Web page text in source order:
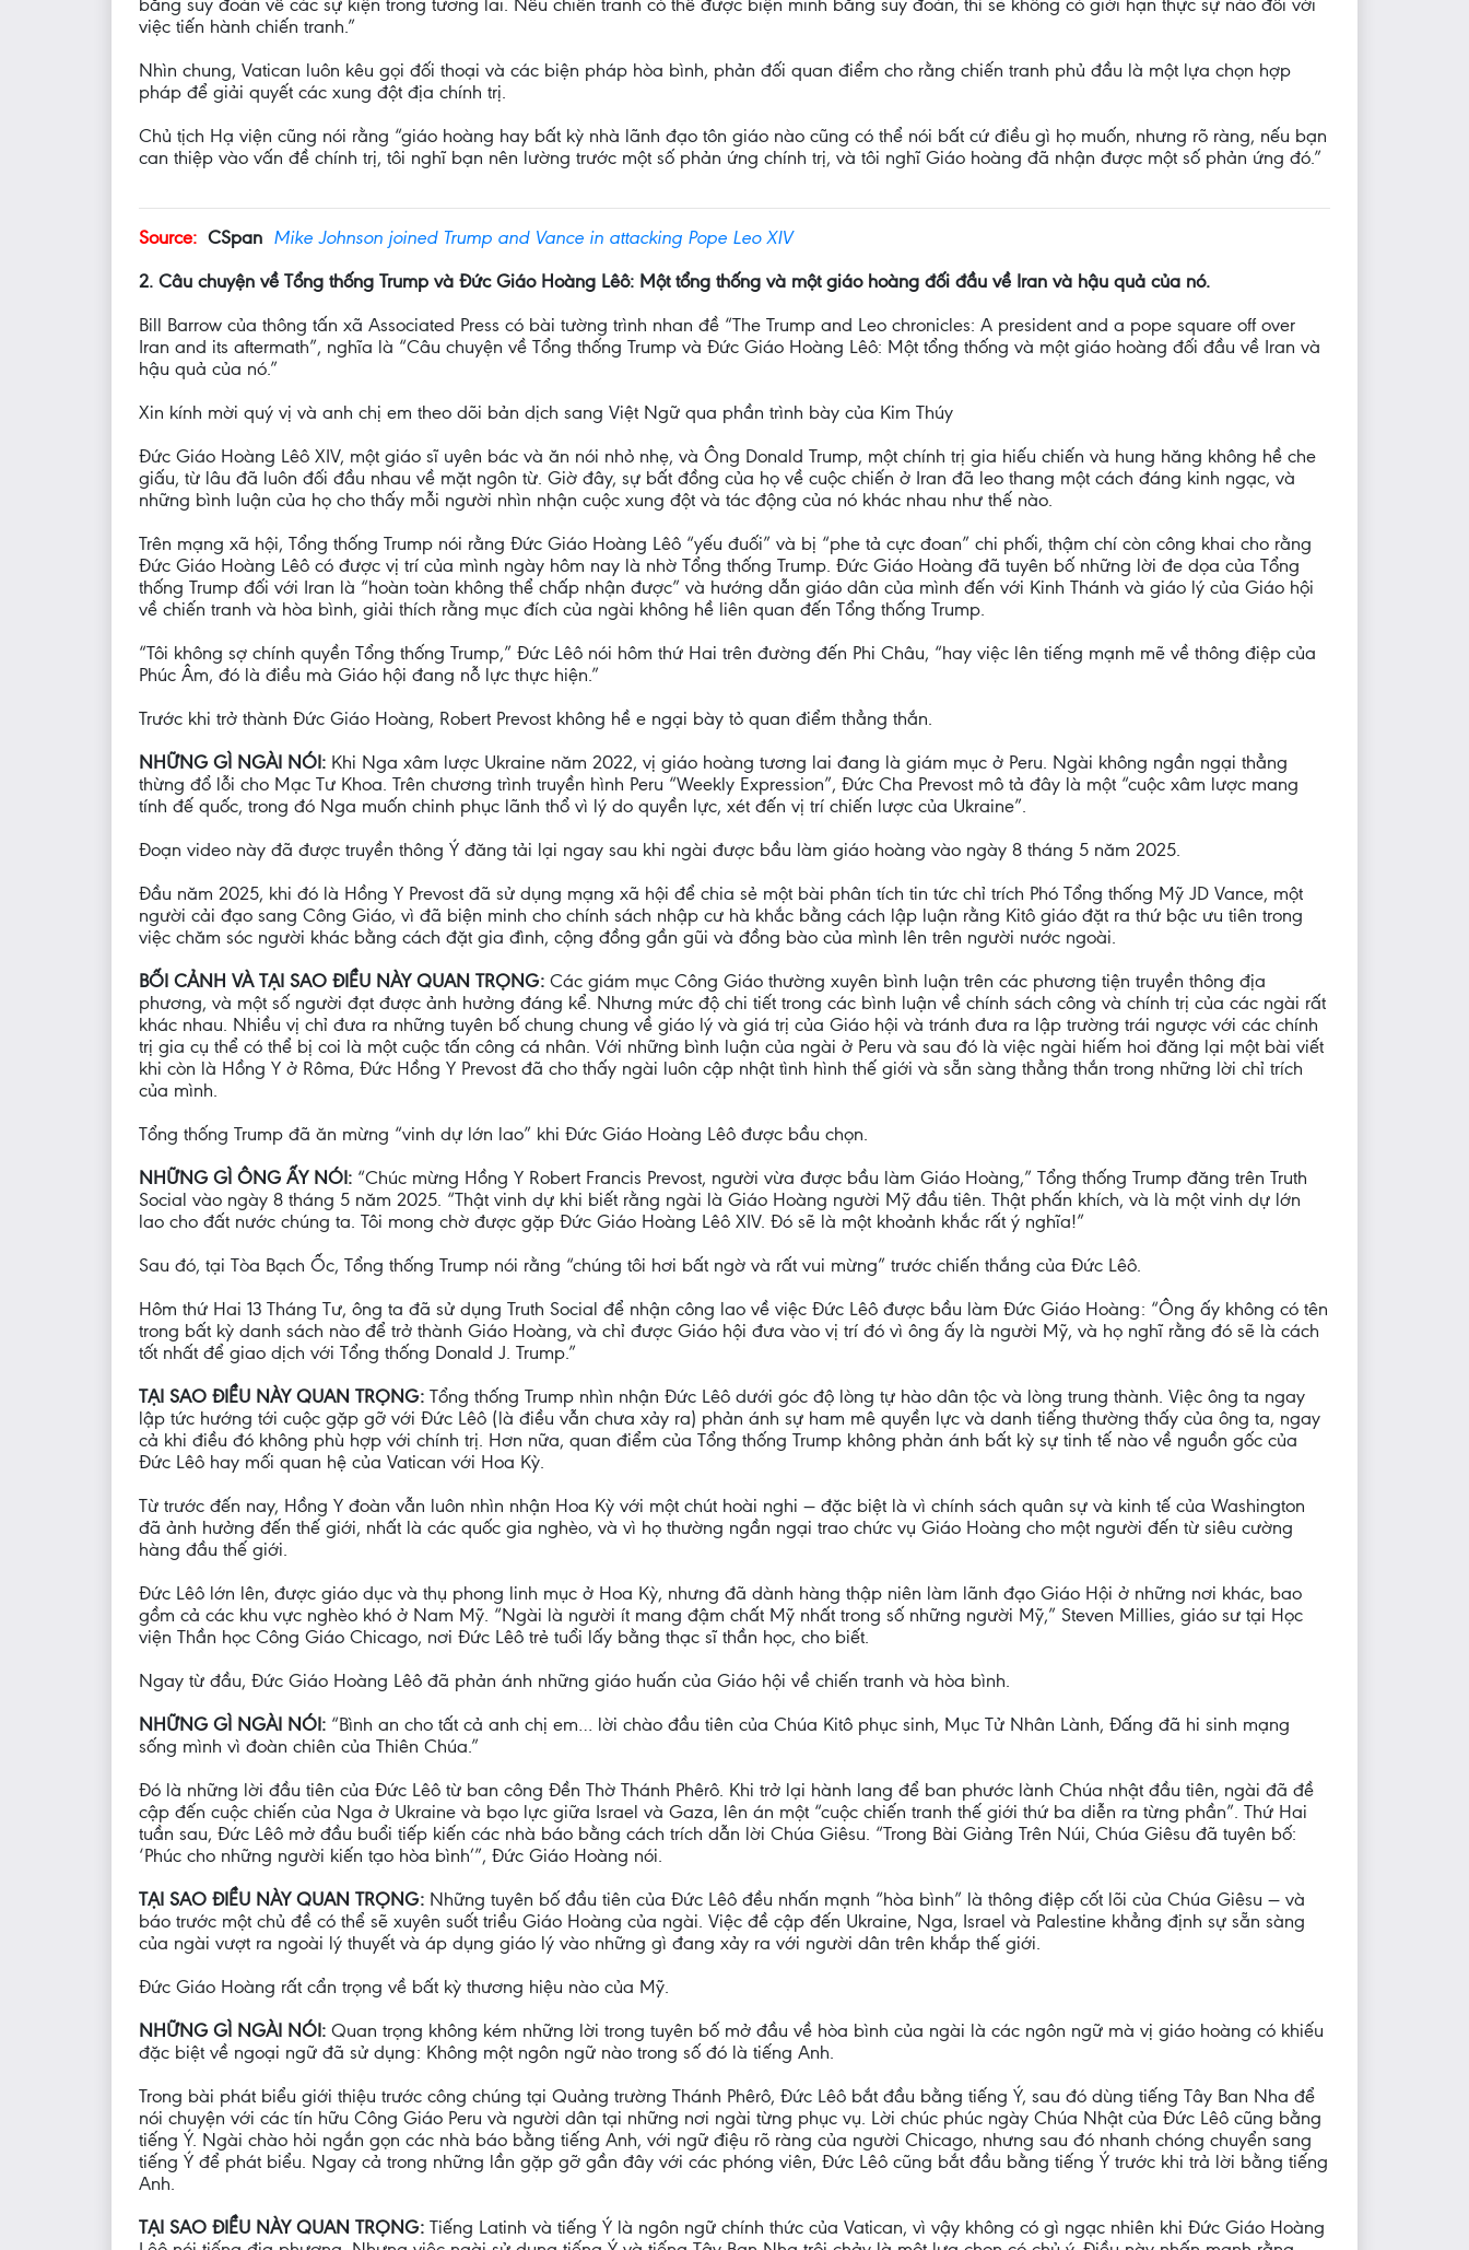
việc tiến hành chiến tranh.”
Nhìn chung, Vatican luôn kêu gọi đối thoại và các biện pháp hòa bình, phản đối quan điểm cho rằng chiến tranh phủ đầu là một lựa chọn hợp
pháp để giải quyết các xung đột địa chính trị.
Chủ tịch Hạ viện cũng nói rằng “giáo hoàng hay bất kỳ nhà lãnh đạo tôn giáo nào cũng có thể nói bất cứ điều gì họ muốn, nhưng rõ ràng, nếu bạn
can thiệp vào vấn đề chính trị, tôi nghĩ bạn nên lường trước một số phản ứng chính trị, và tôi nghĩ Giáo hoàng đã nhận được một số phản ứng đó.”
Source: CSpan Mike Johnson joined Trump and Vance in attacking Pope Leo XIV
2. Câu chuyện về Tổng thống Trump và Đức Giáo Hoàng Lêô: Một tổng thống và một giáo hoàng đối đầu về Iran và hậu quả của nó.
Bill Barrow của thông tấn xã Associated Press có bài tường trình nhan đề “The Trump and Leo chronicles: A president and a pope square off over
Iran and its aftermath”, nghĩa là “Câu chuyện về Tổng thống Trump và Đức Giáo Hoàng Lêô: Một tổng thống và một giáo hoàng đối đầu về Iran và
hậu quả của nó.”
Xin kính mời quý vị và anh chị em theo dõi bản dịch sang Việt Ngữ qua phần trình bày của Kim Thúy
Đức Giáo Hoàng Lêô XIV, một giáo sĩ uyên bác và ăn nói nhỏ nhẹ, và Ông Donald Trump, một chính trị gia hiếu chiến và hung hăng không hề che
giấu, từ lâu đã luôn đối đầu nhau về mặt ngôn từ. Giờ đây, sự bất đồng của họ về cuộc chiến ở Iran đã leo thang một cách đáng kinh ngạc, và
những bình luận của họ cho thấy mỗi người nhìn nhận cuộc xung đột và tác động của nó khác nhau như thế nào.
Trên mạng xã hội, Tổng thống Trump nói rằng Đức Giáo Hoàng Lêô “yếu đuối” và bị “phe tả cực đoan” chi phối, thậm chí còn công khai cho rằng
Đức Giáo Hoàng Lêô có được vị trí của mình ngày hôm nay là nhờ Tổng thống Trump. Đức Giáo Hoàng đã tuyên bố những lời đe dọa của Tổng
thống Trump đối với Iran là “hoàn toàn không thể chấp nhận được” và hướng dẫn giáo dân của mình đến với Kinh Thánh và giáo lý của Giáo hội
về chiến tranh và hòa bình, giải thích rằng mục đích của ngài không hề liên quan đến Tổng thống Trump.
“Tôi không sợ chính quyền Tổng thống Trump,” Đức Lêô nói hôm thứ Hai trên đường đến Phi Châu, “hay việc lên tiếng mạnh mẽ về thông điệp của
Phúc Âm, đó là điều mà Giáo hội đang nỗ lực thực hiện.”
Trước khi trở thành Đức Giáo Hoàng, Robert Prevost không hề e ngại bày tỏ quan điểm thẳng thắn.
NHỮNG GÌ NGÀI NÓI: Khi Nga xâm lược Ukraine năm 2022, vị giáo hoàng tương lai đang là giám mục ở Peru. Ngài không ngần ngại thẳng
thừng đổ lỗi cho Mạc Tư Khoa. Trên chương trình truyền hình Peru “Weekly Expression”, Đức Cha Prevost mô tả đây là một “cuộc xâm lược mang
tính đế quốc, trong đó Nga muốn chinh phục lãnh thổ vì lý do quyền lực, xét đến vị trí chiến lược của Ukraine”.
Đoạn video này đã được truyền thông Ý đăng tải lại ngay sau khi ngài được bầu làm giáo hoàng vào ngày 8 tháng 5 năm 2025.
Đầu năm 2025, khi đó là Hồng Y Prevost đã sử dụng mạng xã hội để chia sẻ một bài phân tích tin tức chỉ trích Phó Tổng thống Mỹ JD Vance, một
người cải đạo sang Công Giáo, vì đã biện minh cho chính sách nhập cư hà khắc bằng cách lập luận rằng Kitô giáo đặt ra thứ bậc ưu tiên trong
việc chăm sóc người khác bằng cách đặt gia đình, cộng đồng gần gũi và đồng bào của mình lên trên người nước ngoài.
BỐI CẢNH VÀ TẠI SAO ĐIỀU NÀY QUAN TRỌNG: Các giám mục Công Giáo thường xuyên bình luận trên các phương tiện truyền thông địa
phương, và một số người đạt được ảnh hưởng đáng kể. Nhưng mức độ chi tiết trong các bình luận về chính sách công và chính trị của các ngài rất
khác nhau. Nhiều vị chỉ đưa ra những tuyên bố chung chung về giáo lý và giá trị của Giáo hội và tránh đưa ra lập trường trái ngược với các chính
trị gia cụ thể có thể bị coi là một cuộc tấn công cá nhân. Với những bình luận của ngài ở Peru và sau đó là việc ngài hiếm hoi đăng lại một bài viết
khi còn là Hồng Y ở Rôma, Đức Hồng Y Prevost đã cho thấy ngài luôn cập nhật tình hình thế giới và sẵn sàng thẳng thắn trong những lời chỉ trích
của mình.
Tổng thống Trump đã ăn mừng “vinh dự lớn lao” khi Đức Giáo Hoàng Lêô được bầu chọn.
NHỮNG GÌ ÔNG ẤY NÓI: “Chúc mừng Hồng Y Robert Francis Prevost, người vừa được bầu làm Giáo Hoàng,” Tổng thống Trump đăng trên Truth
Social vào ngày 8 tháng 5 năm 2025. “Thật vinh dự khi biết rằng ngài là Giáo Hoàng người Mỹ đầu tiên. Thật phấn khích, và là một vinh dự lớn
lao cho đất nước chúng ta. Tôi mong chờ được gặp Đức Giáo Hoàng Lêô XIV. Đó sẽ là một khoảnh khắc rất ý nghĩa!”
Sau đó, tại Tòa Bạch Ốc, Tổng thống Trump nói rằng “chúng tôi hơi bất ngờ và rất vui mừng” trước chiến thắng của Đức Lêô.
Hôm thứ Hai 13 Tháng Tư, ông ta đã sử dụng Truth Social để nhận công lao về việc Đức Lêô được bầu làm Đức Giáo Hoàng: “Ông ấy không có tên
trong bất kỳ danh sách nào để trở thành Giáo Hoàng, và chỉ được Giáo hội đưa vào vị trí đó vì ông ấy là người Mỹ, và họ nghĩ rằng đó sẽ là cách
tốt nhất để giao dịch với Tổng thống Donald J. Trump.”
TẠI SAO ĐIỀU NÀY QUAN TRỌNG: Tổng thống Trump nhìn nhận Đức Lêô dưới góc độ lòng tự hào dân tộc và lòng trung thành. Việc ông ta ngay
lập tức hướng tới cuộc gặp gỡ với Đức Lêô (là điều vẫn chưa xảy ra) phản ánh sự ham mê quyền lực và danh tiếng thường thấy của ông ta, ngay
cả khi điều đó không phù hợp với chính trị. Hơn nữa, quan điểm của Tổng thống Trump không phản ánh bất kỳ sự tinh tế nào về nguồn gốc của
Đức Lêô hay mối quan hệ của Vatican với Hoa Kỳ.
Từ trước đến nay, Hồng Y đoàn vẫn luôn nhìn nhận Hoa Kỳ với một chút hoài nghi — đặc biệt là vì chính sách quân sự và kinh tế của Washington
đã ảnh hưởng đến thế giới, nhất là các quốc gia nghèo, và vì họ thường ngần ngại trao chức vụ Giáo Hoàng cho một người đến từ siêu cường
hàng đầu thế giới.
Đức Lêô lớn lên, được giáo dục và thụ phong linh mục ở Hoa Kỳ, nhưng đã dành hàng thập niên làm lãnh đạo Giáo Hội ở những nơi khác, bao
gồm cả các khu vực nghèo khó ở Nam Mỹ. “Ngài là người ít mang đậm chất Mỹ nhất trong số những người Mỹ,” Steven Millies, giáo sư tại Học
viện Thần học Công Giáo Chicago, nơi Đức Lêô trẻ tuổi lấy bằng thạc sĩ thần học, cho biết.
Ngay từ đầu, Đức Giáo Hoàng Lêô đã phản ánh những giáo huấn của Giáo hội về chiến tranh và hòa bình.
NHỮNG GÌ NGÀI NÓI: “Bình an cho tất cả anh chị em… lời chào đầu tiên của Chúa Kitô phục sinh, Mục Tử Nhân Lành, Đấng đã hi sinh mạng
sống mình vì đoàn chiên của Thiên Chúa.”
Đó là những lời đầu tiên của Đức Lêô từ ban công Đền Thờ Thánh Phêrô. Khi trở lại hành lang để ban phước lành Chúa nhật đầu tiên, ngài đã đề
cập đến cuộc chiến của Nga ở Ukraine và bạo lực giữa Israel và Gaza, lên án một “cuộc chiến tranh thế giới thứ ba diễn ra từng phần”. Thứ Hai
tuần sau, Đức Lêô mở đầu buổi tiếp kiến các nhà báo bằng cách trích dẫn lời Chúa Giêsu. “Trong Bài Giảng Trên Núi, Chúa Giêsu đã tuyên bố:
‘Phúc cho những người kiến tạo hòa bình’”, Đức Giáo Hoàng nói.
TẠI SAO ĐIỀU NÀY QUAN TRỌNG: Những tuyên bố đầu tiên của Đức Lêô đều nhấn mạnh “hòa bình” là thông điệp cốt lõi của Chúa Giêsu — và
báo trước một chủ đề có thể sẽ xuyên suốt triều Giáo Hoàng của ngài. Việc đề cập đến Ukraine, Nga, Israel và Palestine khẳng định sự sẵn sàng
của ngài vượt ra ngoài lý thuyết và áp dụng giáo lý vào những gì đang xảy ra với người dân trên khắp thế giới.
Đức Giáo Hoàng rất cẩn trọng về bất kỳ thương hiệu nào của Mỹ.
NHỮNG GÌ NGÀI NÓI: Quan trọng không kém những lời trong tuyên bố mở đầu về hòa bình của ngài là các ngôn ngữ mà vị giáo hoàng có khiếu
đặc biệt về ngoại ngữ đã sử dụng: Không một ngôn ngữ nào trong số đó là tiếng Anh.
Trong bài phát biểu giới thiệu trước công chúng tại Quảng trường Thánh Phêrô, Đức Lêô bắt đầu bằng tiếng Ý, sau đó dùng tiếng Tây Ban Nha để
nói chuyện với các tín hữu Công Giáo Peru và người dân tại những nơi ngài từng phục vụ. Lời chúc phúc ngày Chúa Nhật của Đức Lêô cũng bằng
tiếng Ý. Ngài chào hỏi ngắn gọn các nhà báo bằng tiếng Anh, với ngữ điệu rõ ràng của người Chicago, nhưng sau đó nhanh chóng chuyển sang
tiếng Ý để phát biểu. Ngay cả trong những lần gặp gỡ gần đây với các phóng viên, Đức Lêô cũng bắt đầu bằng tiếng Ý trước khi trả lời bằng tiếng
Anh.
TẠI SAO ĐIỀU NÀY QUAN TRỌNG: Tiếng Latinh và tiếng Ý là ngôn ngữ chính thức của Vatican, vì vậy không có gì ngạc nhiên khi Đức Giáo Hoàng